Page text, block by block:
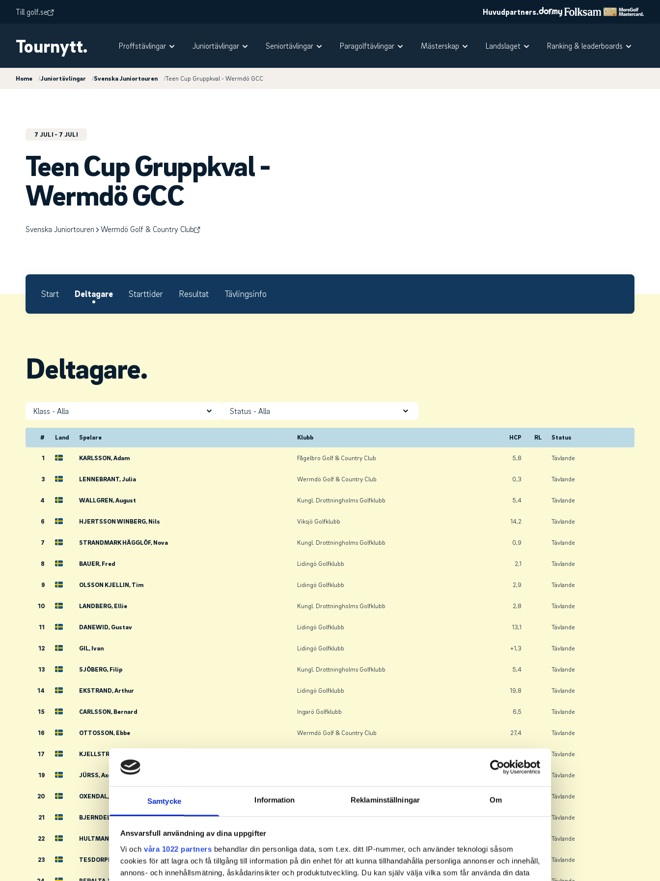
Samtycke Information Reklaminställningar Om
Ansvarsfull användning av dina uppgifter
Vi och våra 1022 partners behandlar din personliga data, som t.ex. ditt IP-nummer, och använder teknologi såsom
cookies för att lagra och få tillgång till information på din enhet för att kunna tillhandahålla personliga annonser och innehåll,
annons- och innehållsmätning, åskådarinsikter och produktutveckling. Du kan själv välja vilka som får använda din data
Till golf.se Huvudpartners.
Tournytt. Proffstävlingar Juniortävlingar Seniortävlingar Paragolftävlingar Mästerskap Landslaget Ranking & leaderboards
Home /Juniortävlingar /Svenska Juniortouren /Teen Cup Gruppkval - Wermdö GCC
7 JULI - 7 JULI
Teen Cup Gruppkval -
Wermdö GCC
Svenska Juniortouren Wermdö Golf & Country Club
Start Deltagare Starttider Resultat Tävlingsinfo
Deltagare.
Klass Status
# Land Spelare Klubb HCP RL Status
1 KARLSSON, Adam Fågelbro Golf & Country Club 5,8 Tävlande
3 LENNEBRANT, Julia Wermdö Golf & Country Club 0,3 Tävlande
4 WALLGREN, August Kungl. Drottningholms Golfklubb 5,4 Tävlande
6 HJERTSSON WINBERG, Nils Viksjö Golfklubb 14,2 Tävlande
7 STRANDMARK HÄGGLÖF, Nova Kungl. Drottningholms Golfklubb 0,9 Tävlande
8 BAUER, Fred Lidingö Golfklubb 2,1 Tävlande
9 OLSSON KJELLIN, Tim Lidingö Golfklubb 2,9 Tävlande
10 LANDBERG, Ellie Kungl. Drottningholms Golfklubb 2,8 Tävlande
11 DANEWID, Gustav Lidingö Golfklubb 13,1 Tävlande
12 GIL, Ivan Lidingö Golfklubb +1,3 Tävlande
13 SJÖBERG, Filip Kungl. Drottningholms Golfklubb 5,4 Tävlande
14 EKSTRAND, Arthur Lidingö Golfklubb 19,8 Tävlande
15 CARLSSON, Bernard Ingarö Golfklubb 6,5 Tävlande
16 OTTOSSON, Ebbe Wermdö Golf & Country Club 27,4 Tävlande
17 KJELLSTRÖM, Ludvig Tävlande
19 JÜRSS, Axel 5,4 Tävlande
20 OXENDAL, William Tävlande
21 BJERNDELL, Alfred Lidingö Golfklubb 2,4 Tävlande
22 HULTMAN PINZKE, Simon Tävlande
23 TESDORPF, Anna Lidingö Golfklubb 2,7 Tävlande